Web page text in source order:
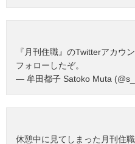
『月刊住職』のTwitterアカウ
フォローしたぞ。
— 牟田都子 Satoko Muta
休憩中に見てしまった月刊住